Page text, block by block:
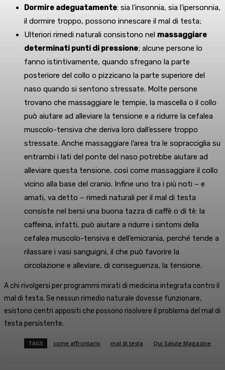
Dormire adeguatamente: sia l’insonnia, sia l’ipersonnia,
il dormire troppo, possono innescare il mal di testa;
Ulteriori rimedi naturali consistono nel massaggiare
determinati punti di pressione; alcune persone lo
fanno istintivamente, quando sfregano la parte
posteriore del collo o pizzicano la parte superiore del
naso quando si sentono stressate. Molte persone
trovano che massaggiare le tempie, la mascella o il collo
può aiutare ad alleviare la tensione e a ridurre la cefalea
muscolo-tensiva che deriva loro dall’essere troppo
stressate. Anche massaggiare l’area tra le sopracciglia su
entrambi i lati del ponte del naso potrebbe aiutare ad
alleviare questa tensione, così come massaggiare il collo
vicino alla base del cranio. Infine uno tra i più noti – e
amati, va detto – rimedi naturali per il mal di testa
consiste nel bersi una buona tazza di caffè o di tè: la
caffeina, infatti, può aiutare a ridurre i sintomi della
cefalea muscolo-tensiva e dell’emicrania, perché tende a
rilassare i vasi sanguigni, il che può favorire la
circolazione e alleviare, di conseguenza, la tensione.
A chi rivolgersi per programmi mirati di medicina integrata contro il
mal di testa. Se nessun rimedio naturale dovesse funzionare,
esistono centri appositi che possono risolvere il problema del mal di
testa persistente.
TAGS come affrontarlo mal di testa Qui Salute Magazine